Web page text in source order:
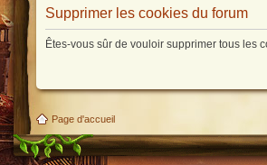
Supprimer les cookies du forum
Êtes-vous sûr de vouloir supprimer tous les
Page d'accueil